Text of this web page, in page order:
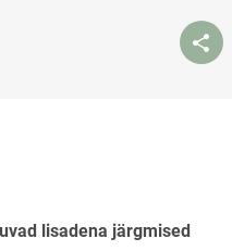
new page
new page
lisadena järgmised